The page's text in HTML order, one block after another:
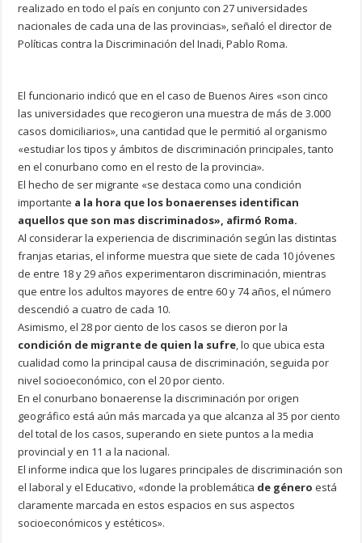
realizado en todo el país en conjunto con 27 universidades
nacionales de cada una de las provincias», señaló el director de
Políticas contra la Discriminación del Inadi, Pablo Roma.
El funcionario indicó que en el caso de Buenos Aires «son cinco
las universidades que recogieron una muestra de más de 3.000
casos domiciliarios», una cantidad que le permitió al organismo
«estudiar los tipos y ámbitos de discriminación principales, tanto
en el conurbano como en el resto de la provincia».
El hecho de ser migrante «se destaca como una condición
importante a la hora que los bonaerenses identifican
aquellos que son mas discriminados», afirmó Roma.
Al considerar la experiencia de discriminación según las distintas
franjas etarias, el informe muestra que siete de cada 10 jóvenes
de entre 18 y 29 años experimentaron discriminación, mientras
que entre los adultos mayores de entre 60 y 74 años, el número
descendió a cuatro de cada 10.
Asimismo, el 28 por ciento de los casos se dieron por la
condición de migrante de quien la sufre, lo que ubica esta
cualidad como la principal causa de discriminación, seguida por
nivel socioeconómico, con el 20 por ciento.
En el conurbano bonaerense la discriminación por origen
geográfico está aún más marcada ya que alcanza al 35 por ciento
del total de los casos, superando en siete puntos a la media
provincial y en 11 a la nacional.
El informe indica que los lugares principales de discriminación son
el laboral y el Educativo, «donde la problemática de géneroestá
claramente marcada en estos espacios en sus aspectos
socioeconómicos y estéticos».